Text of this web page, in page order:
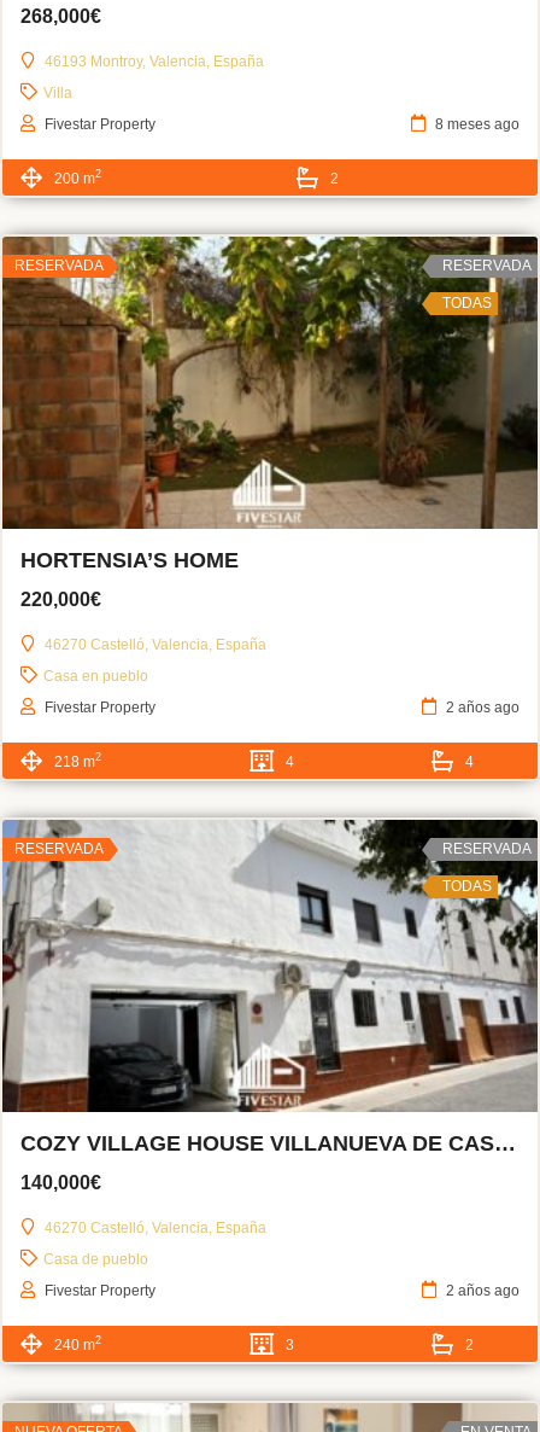
268,000€
46193 Montroy, Valencia, España
Villa
Fivestar Property
8 meses ago
200 m2 2
RESERVADA RESERVADA
TODAS
HORTENSIA’S HOME
220,000€
46270 Castelló, Valencia, España
Casa en pueblo
Fivestar Property
2 años ago
218 m2 4 4
RESERVADA RESERVADA
TODAS
COZY VILLAGE HOUSE VILLANUEVA DE CASTELLÓN
140,000€
46270 Castelló, Valencia, España
Casa de pueblo
Fivestar Property
2 años ago
240 m2 3 2